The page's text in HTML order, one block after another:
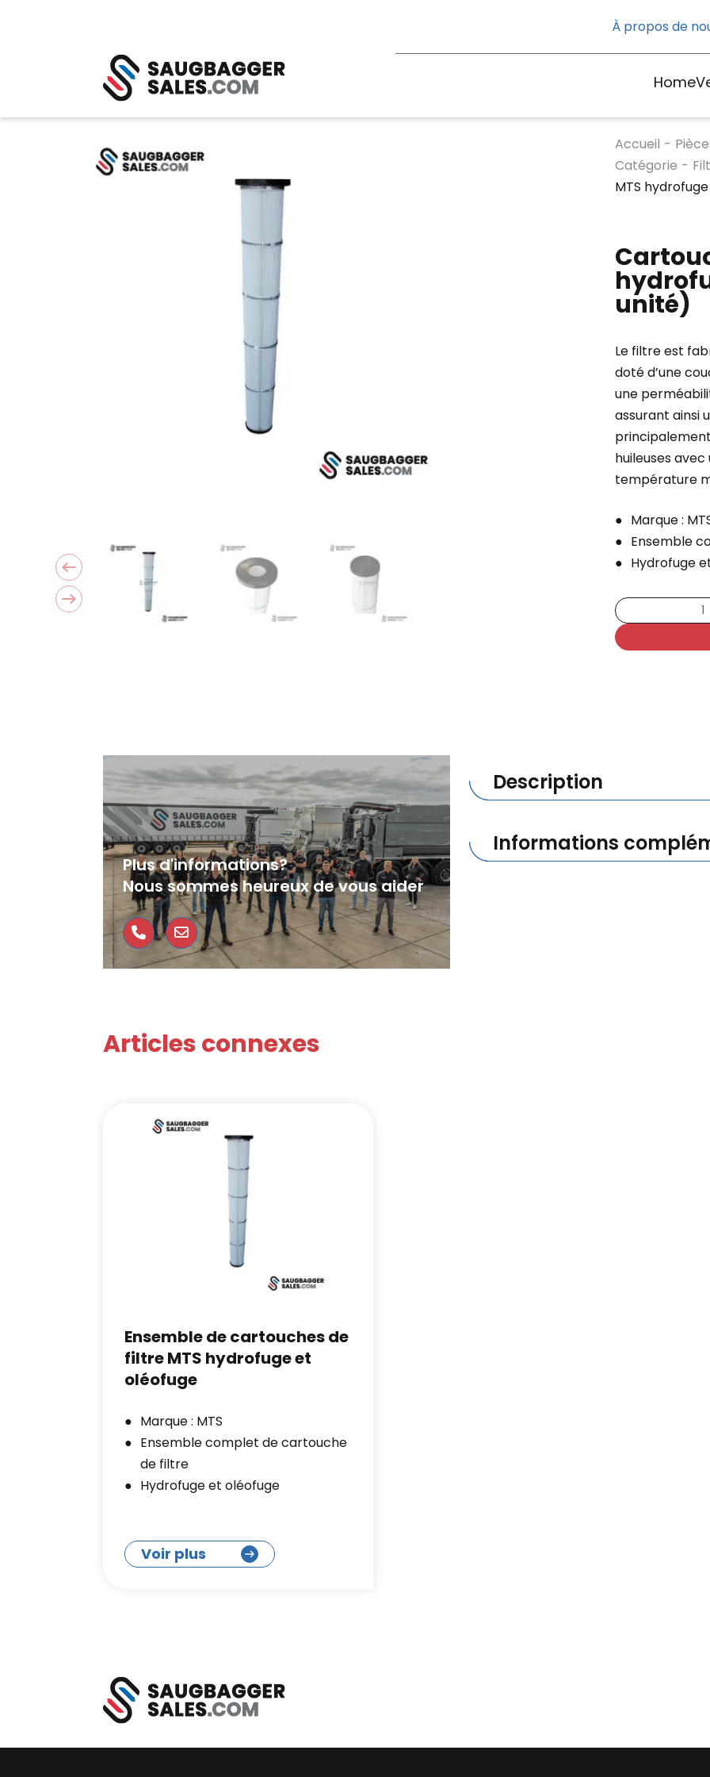
À propos de
Home
Accueil -
Catégorie -
MTS
unité)
Le filtre est
doté d’une
une
assurant ainsi
huileuses
température
Marque :
Ensemble
Hydrofuge
Plus d'informations?
Nous sommes heureux de vous aider
Description
Informations
Articles connexes
Ensemble de cartouches de
filtre MTS hydrofuge et
oléofuge
Marque : MTS
Ensemble complet de cartouche
de filtre
Hydrofuge et oléofuge
Voir plus